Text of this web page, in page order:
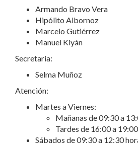
Armando Bravo Vera
Hipólito Albornoz
Marcelo Gutiérrez
Manuel Kiyán
Secretaria:
Selma Muñoz
Atención:
Martes a Viernes:
Mañanas de 09:30 a
Tardes de 16:00 a 19:00
Sábados de 09:30 a 12:30